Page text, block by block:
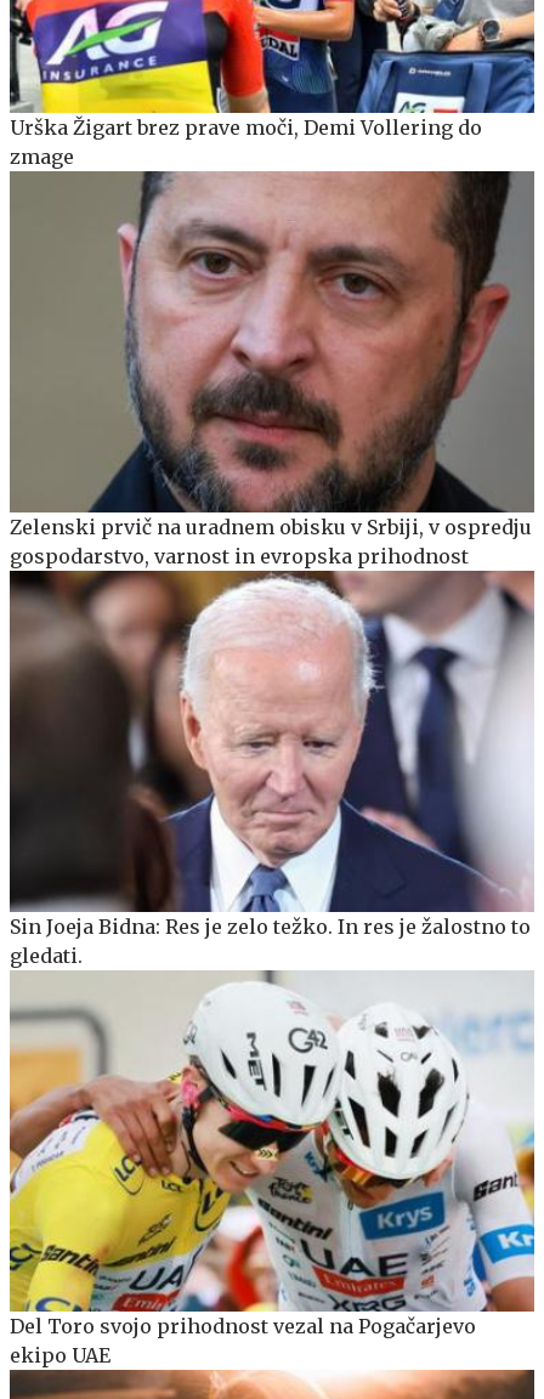
Urška Žigart brez prave moči, Demi Vollering do
zmage
Zelenski prvič na uradnem obisku v Srbiji, v ospredju
gospodarstvo, varnost in evropska prihodnost
Sin Joeja Bidna: Res je zelo težko. In res je žalostno to
gledati.
Del Toro svojo prihodnost vezal na Pogačarjevo
ekipo UAE